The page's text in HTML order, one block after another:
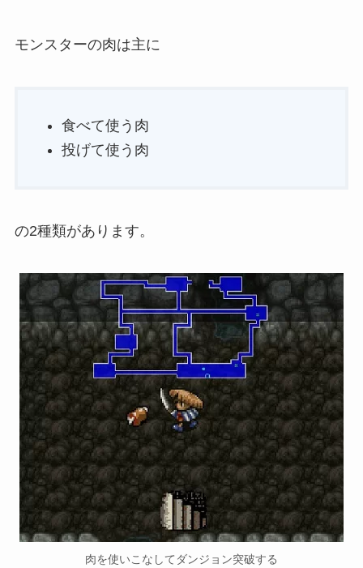
モンスターの肉は主に
食べて使う肉
投げて使う肉
の2種類があります。
肉を使いこなしてダンジョン突破する